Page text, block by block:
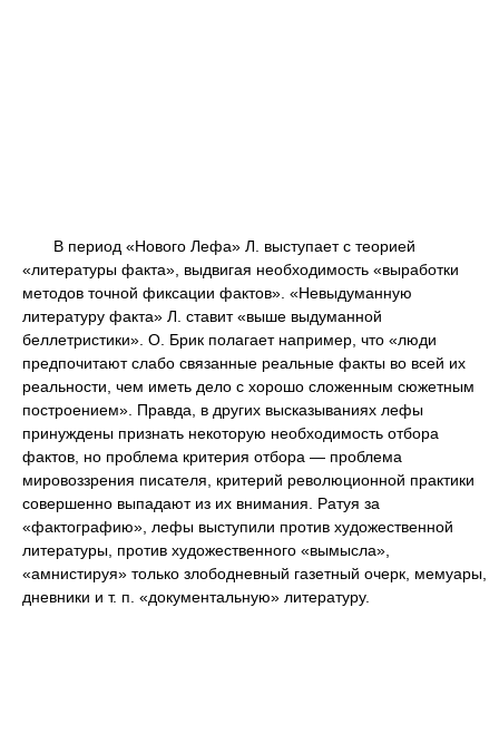
В период «Нового Лефа» Л. выступает с теорией
«литературы факта», выдвигая необходимость «выработки
методов точной фиксации фактов». «Невыдуманную
литературу факта» Л. ставит «выше выдуманной
беллетристики». О. Брик полагает например, что «люди
предпочитают слабо связанные реальные факты во всей их
реальности, чем иметь дело с хорошо сложенным сюжетным
построением». Правда, в других высказываниях лефы
принуждены признать некоторую необходимость отбора
фактов, но проблема критерия отбора — проблема
мировоззрения писателя, критерий революционной практики
совершенно выпадают из их внимания. Ратуя за
«фактографию», лефы выступили против художественной
литературы, против художественного «вымысла»,
«амнистируя» только злободневный газетный очерк, мемуары,
дневники и т. п. «документальную» литературу.